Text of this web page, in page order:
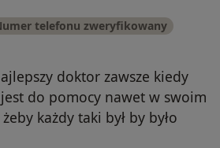
telefonu zweryfikowany
doktor zawsze kiedy
do pomocy nawet w swoim
każdy taki był by było